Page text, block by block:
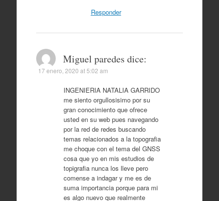
Responder
Miguel paredes dice:
17 enero, 2020 at 5:02 am
INGENIERIA NATALIA GARRIDO
me siento orgullosisimo por su
gran conocimiento que ofrece
usted en su web pues navegando
por la red de redes buscando
temas relacionados a la topografia
me choque con el tema del GNSS
cosa que yo en mis estudios de
topigrafia nunca los lleve pero
comense a indagar y me es de
suma importancia porque para mi
es algo nuevo que realmente